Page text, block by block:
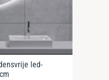
led-